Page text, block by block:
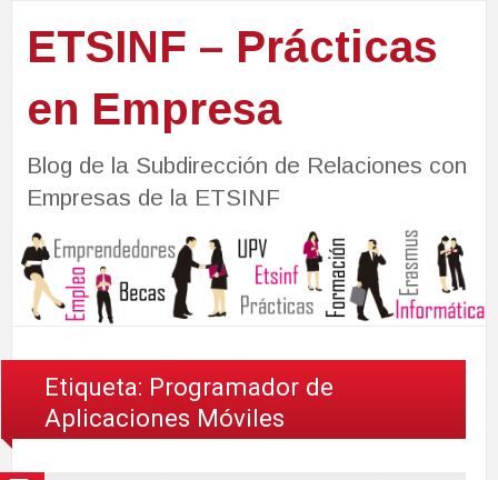
ETSINF – Prácticas
en Empresa
Blog de la Subdirección de Relaciones con
Empresas de la ETSINF
Etiqueta: Programador de
Aplicaciones Móviles